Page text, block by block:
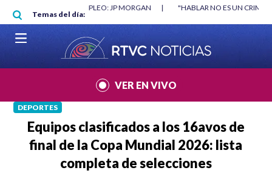
Pasar al contenido principal
Temas del día:
"HABLAR NO ES UN CRIMEN": CARTA DE BETO CORAL |
VER EN VIVO
DEPORTES
Equipos clasificados a los 16avos de
final de la Copa Mundial 2026: lista
completa de selecciones